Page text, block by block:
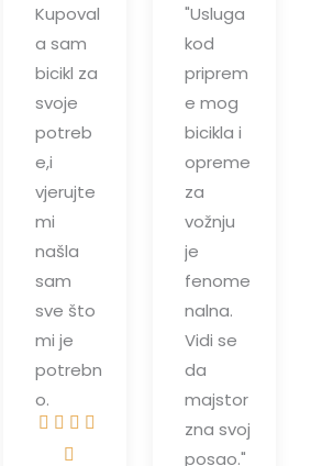
Kupoval
a sam
bicikl za
svoje
potreb
e,i
vjerujte
mi
našla
sam
sve što
mi je
potrebn
o.
   

"Usluga
kod
priprem
e mog
bicikla i
opreme
za
vožnju
je
fenome
nalna.
Vidi se
da
majstor
zna svoj
posao."